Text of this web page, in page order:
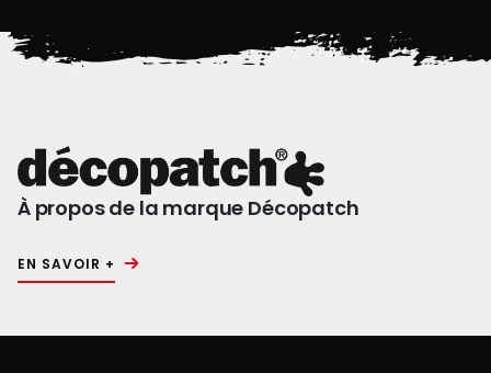
À propos de la marque Décopatch
EN SAVOIR +